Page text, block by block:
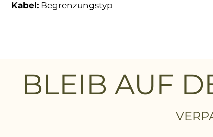
Kabel: Begrenzungstyp
Rasenflächen bis zu 1000 m² mühelos pflegt.
Steigungen mit einer Neigung von 40 %
sich selbst durch enge Passagen führen, wo
systematischen Mähmodus umschaltet, um
BLEIB AUF